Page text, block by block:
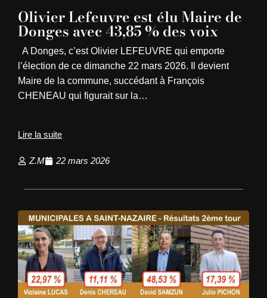
Olivier Lefeuvre est élu Maire de
Donges avec 43,85 % des voix
A Donges, c’est Olivier LEFEUVRE qui emporte
l’élection de ce dimanche 22 mars 2026. Il devient
Maire de la commune, succédant à François
CHENEAU qui figurait sur la…
Lire la suite
Z.M 22 mars 2026